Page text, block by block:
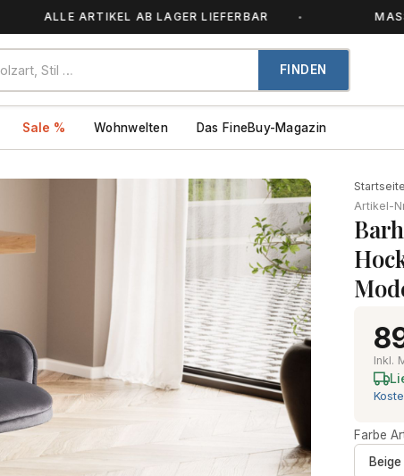
ALLE ARTIKEL AB LAGER LIEFERBAR
FINDEN
Sale % Wohnwelten Das FineBuy-Magazin
Startseite
Artikel-
Inkl.
Farbe
Beige